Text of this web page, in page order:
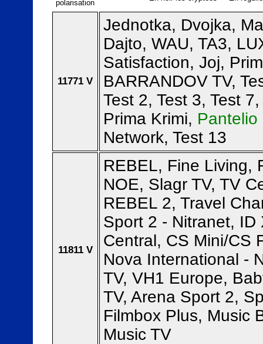
polarisation
11771 V
Jednotka, Dvojka,
Dajto, WAU, TA3,
Satisfaction, Joj,
BARRANDOV TV,
Test 2, Test 3, Test
Prima Krimi, Pantelio
Network, Test 13
11811 V
REBEL, Fine Living,
NOE, Slagr TV, TV
REBEL 2, Travel
Sport 2 - Nitranet, ID
Central, CS Mini/CS
Nova International -
TV, VH1 Europe,
TV, Arena Sport 2,
Filmbox Plus, Music
Music TV